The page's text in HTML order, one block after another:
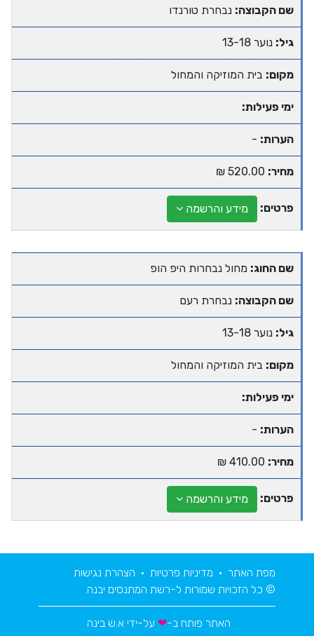
שם הקבוצה: נבחרת טורנדו
גיל: נוער 13-18
מקום: בית המוזיקה והמחול
ימי פעילות:
הערות: -
מחיר:
פרטים: מידע והרשמה
שם החוג: מחול נבחרות היפ הופ
שם הקבוצה: נבחרת רעם
גיל: נוער 13-18
מקום: בית המוזיקה והמחול
ימי פעילות:
הערות: -
מחיר:
פרטים: מידע והרשמה
מפת האתר • מדיניות פרטיות • הצהרת נגישות
© כל הזכויות שמורות ל-רשת המתנסים יבנה.
האתר פותח ב-❤ על-ידי א.ש בינה